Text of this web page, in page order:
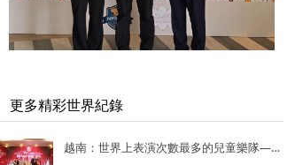
越南：世界上表演次數最多的兒童樂隊——Vo Thanh Trang School Marching Band
更多精彩世界紀錄